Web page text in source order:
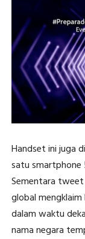
Handset ini juga
satu smartphone
Sementara
global
dalam waktu
nama negara